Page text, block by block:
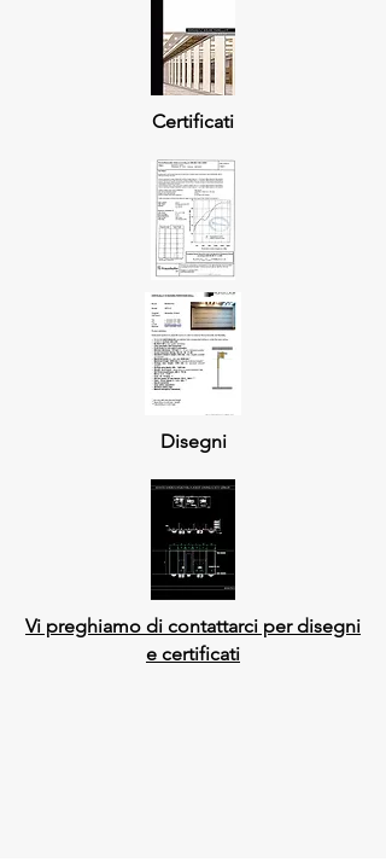
Certificati
Disegni
Vi preghiamo di contattarci per disegni
e certificati